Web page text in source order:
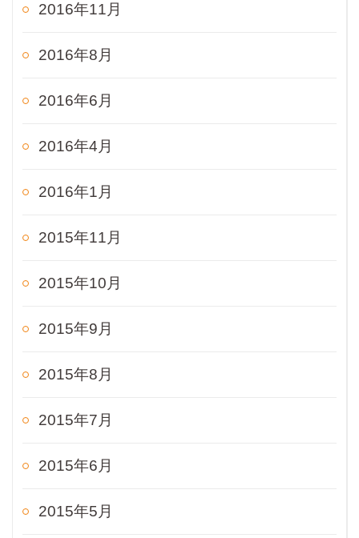
2016年11月
2016年8月
2016年6月
2016年4月
2016年1月
2015年11月
2015年10月
2015年9月
2015年8月
2015年7月
2015年6月
2015年5月